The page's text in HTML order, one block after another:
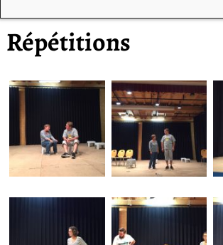
Répétitions